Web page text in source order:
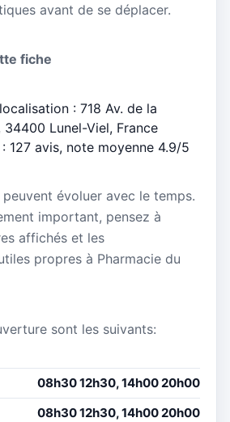
avant de se déplacer.
fiche
: 718 Av. de la
34400 Lunel-Viel, France
127 avis, note moyenne 4.9/5
évoluer avec le temps.
important, pensez à
affichés et les
propres à Pharmacie du
sont les suivants:
08h30 12h30, 14h00 20h00
08h30 12h30, 14h00 20h00